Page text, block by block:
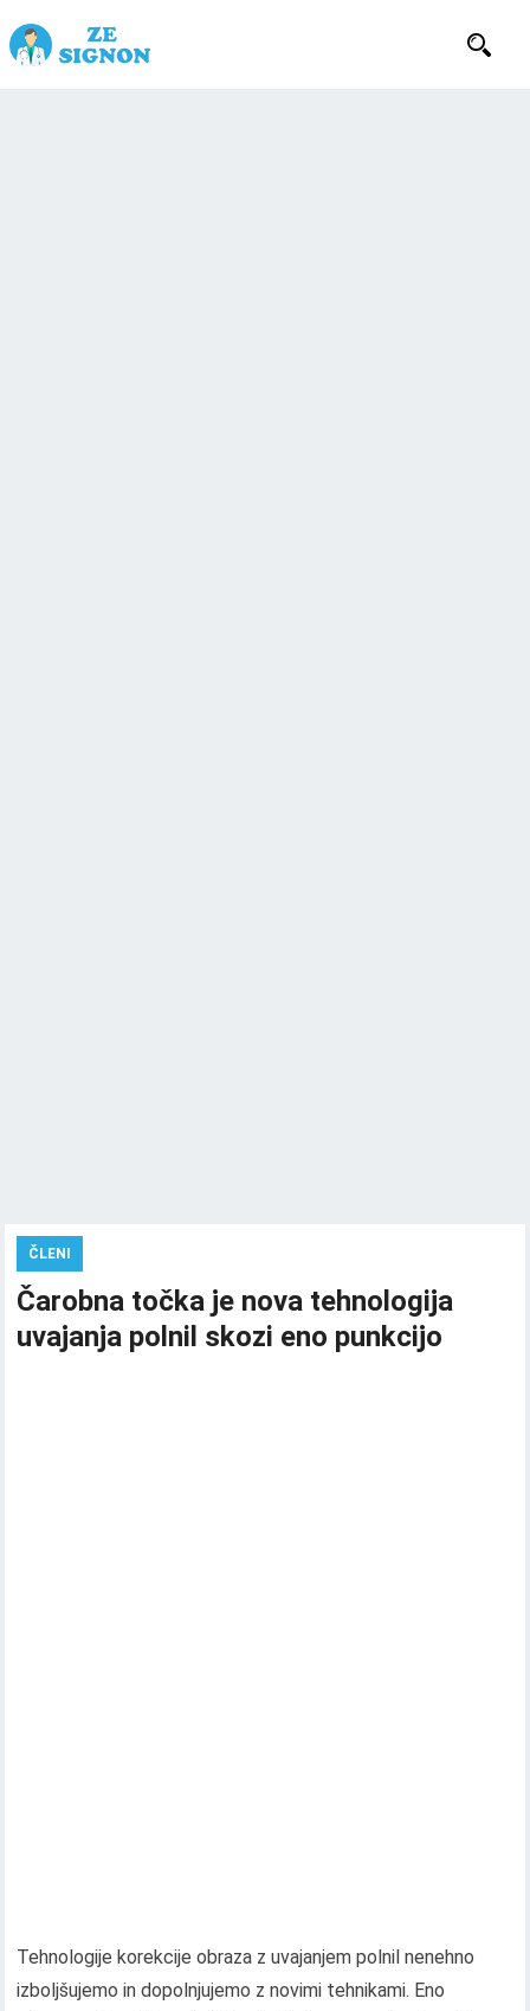
ČLENI
Čarobna točka je nova tehnologija
uvajanja polnil skozi eno punkcijo
Tehnologije korekcije obraza z uvajanjem polnil nenehno
izboljšujemo in dopolnjujemo z novimi tehnikami. Eno